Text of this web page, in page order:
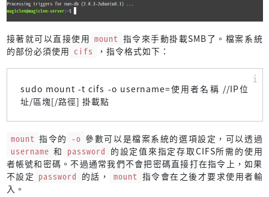
接著就可以直接使用 mount 指令來手動掛載SMB了。檔案系統
的部份必須使用 cifs ，指令格式如下：
sudo mount -t cifs -o username=使用者名稱 //IP位
址/區塊[/路徑] 掛載點
mount 指令的 -o 參數可以是檔案系統的選項設定，可以透過
username 和 password 的設定值來指定存取CIFS所需的使用
者帳號和密碼。不過通常我們不會把密碼直接打在指令上，如果
不設定 password 的話， mount 指令會在之後才要求使用者輸
入。